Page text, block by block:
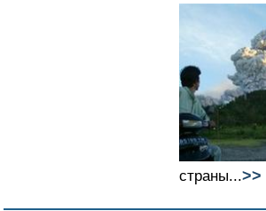
страны...>>